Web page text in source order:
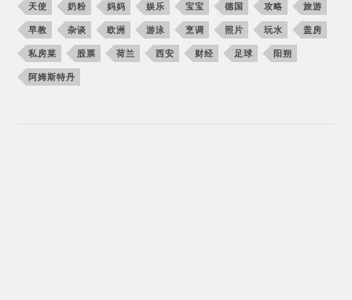
天使 奶粉 妈妈 娱乐 宝宝 德国 攻略 旅游
早教 杂谈 欧洲 游泳 烹调 照片 玩水 盖房
私房菜 股票 荷兰 西安 财经 足球 阳朔
阿姆斯特丹